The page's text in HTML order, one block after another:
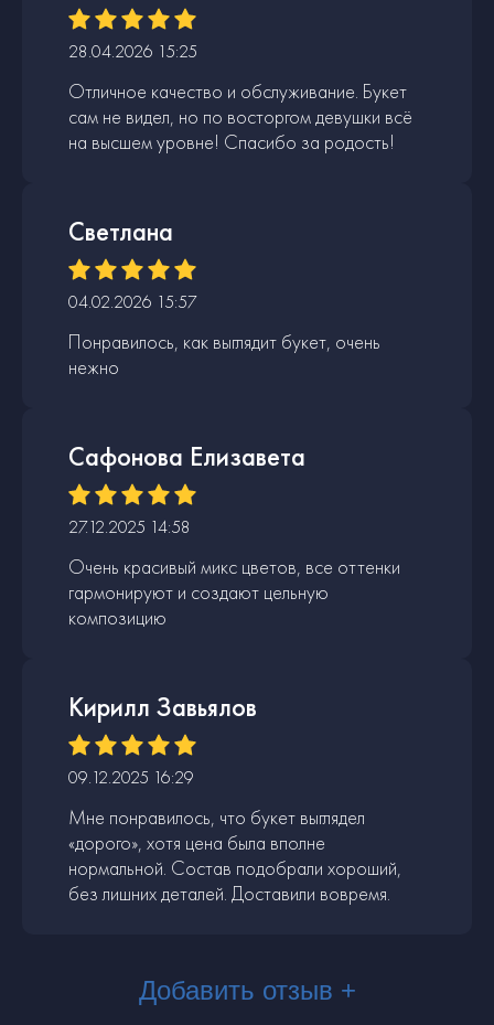
28.04.2026 15:25
Отличное качество и обслуживание. Букет
сам не видел, но по восторгом девушки всё
на высшем уровне! Спасибо за родость!
Светлана
04.02.2026 15:57
Понравилось, как выглядит букет, очень
нежно
Сафонова Елизавета
27.12.2025 14:58
Очень красивый микс цветов, все оттенки
гармонируют и создают цельную
композицию
Кирилл Завьялов
09.12.2025 16:29
Мне понравилось, что букет выглядел
«дорого», хотя цена была вполне
нормальной. Состав подобрали хороший,
без лишних деталей. Доставили вовремя.
Добавить отзыв +